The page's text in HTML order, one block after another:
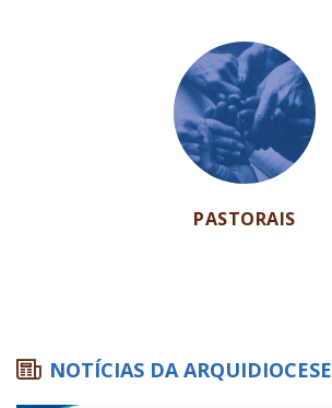
PASTORAIS
NOTÍCIAS DA ARQUIDIOCESE